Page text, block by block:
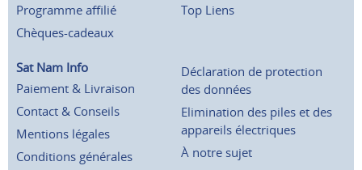
Programme affilié
Chèques-cadeaux
Top Liens
Sat Nam Info
Paiement & Livraison
Contact & Conseils
Mentions légales
Conditions générales
Déclaration de protection
des données
Elimination des piles et des
appareils électriques
À notre sujet